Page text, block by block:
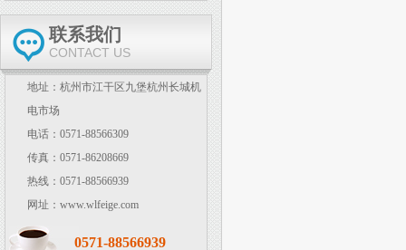
联系我们
CONTACT US
地址：杭州市江干区九堡杭州长城机
电市场
电话：0571-88566309
传真：0571-86208669
热线：0571-88566939
网址：www.wlfeige.com
0571-88566939